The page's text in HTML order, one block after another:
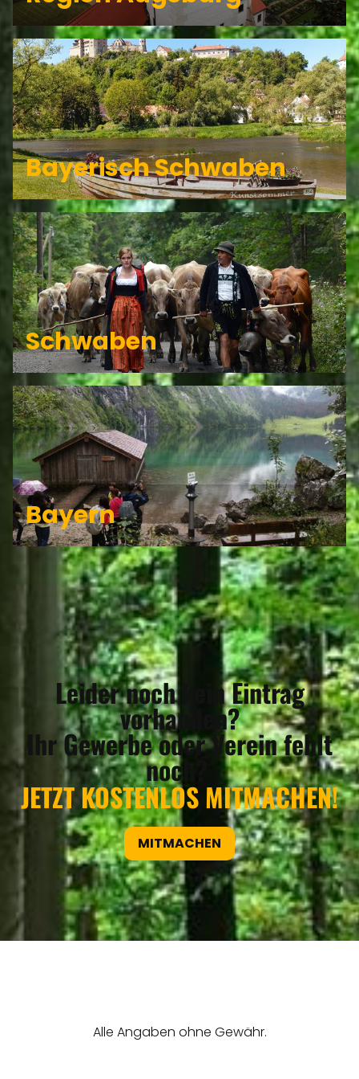
Bayerisch Schwaben
Schwaben
Bayern
Leider noch kein Eintrag
vorhanden?
Ihr Gewerbe oder Verein fehlt
noch?
JETZT KOSTENLOS MITMACHEN!
MITMACHEN